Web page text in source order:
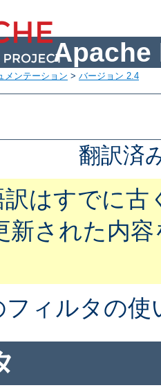
Apache
メンテーション > バージョン 2.4
翻訳済
訳はすでに
新された内
フィルタの